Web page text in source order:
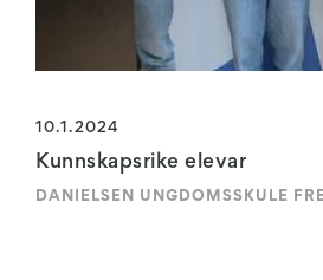
10.1.2024
Kunnskapsrike elevar
DANIELSEN UNGDOMSSKULE